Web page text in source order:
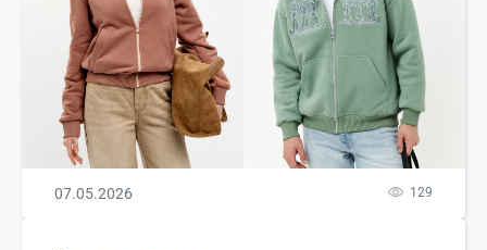
07.05.2026 129